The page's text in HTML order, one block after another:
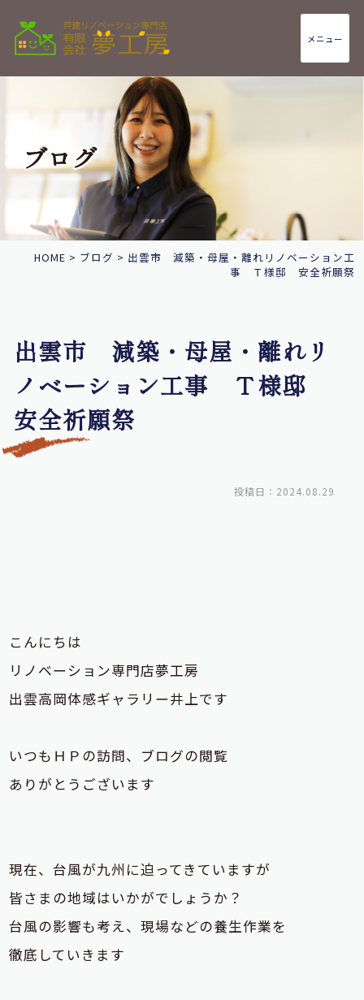
メニュー
ブログ
HOME > ブログ > 出雲市 減築・母屋・離れリノベーション工
事 Ｔ様邸 安全祈願祭
出雲市 減築・母屋・離れリ
ノベーション工事 Ｔ様邸
安全祈願祭
投稿日：2024.08.29
こんにちは
リノベーション専門店夢工房
出雲高岡体感ギャラリー井上です
いつもＨＰの訪問、ブログの閲覧
ありがとうございます
現在、台風が九州に迫ってきていますが
皆さまの地域はいかがでしょうか？
台風の影響も考え、現場などの養生作業を
徹底していきます